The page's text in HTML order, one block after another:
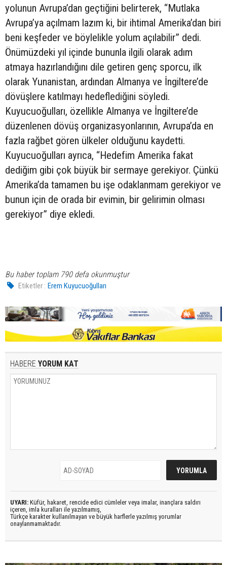
yolunun Avrupa’dan geçtiğini belirterek, “Mutlaka
Avrupa’ya açılmam lazım ki, bir ihtimal Amerika’dan biri
beni keşfeder ve böylelikle yolum açılabilir” dedi.
Önümüzdeki yıl içinde bununla ilgili olarak adım
atmaya hazırlandığını dile getiren genç sporcu, ilk
olarak Yunanistan, ardından Almanya ve İngiltere’de
dövüşlere katılmayı hedeflediğini söyledi.
Kuyucuoğulları, özellikle Almanya ve İngiltere’de
düzenlenen dövüş organizasyonlarının, Avrupa’da en
fazla rağbet gören ülkeler olduğunu kaydetti.
Kuyucuoğulları ayrıca, “Hedefim Amerika fakat
dediğim gibi çok büyük bir sermaye gerekiyor. Çünkü
Amerika’da tamamen bu işe odaklanmam gerekiyor ve
bunun için de orada bir evimin, bir gelirimin olması
gerekiyor” diye ekledi.
Bu haber toplam 790 defa okunmuştur
Etiketler : Erem Kuyucuoğulları
HABERE YORUM KAT
UYARI: Küfür, hakaret, rencide edici cümleler veya imalar, inançlara saldırı
içeren, imla kuralları ile yazılmamış,
Türkçe karakter kullanılmayan ve büyük harflerle yazılmış yorumlar
onaylanmamaktadır.